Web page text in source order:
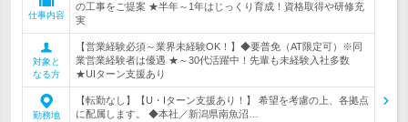
仕事内容
の工事をご提案 ★半年～1年はじっくり育成！資格取得や研修充
実
対象と
なる方
【営業経験必須～業界未経験OK！】◆要普免（AT限定可）※同
業営業経験者は優遇 ★～30代活躍中！先輩も未経験入社多数
★UIターン支援あり
勤務地
【転勤なし】【U・Iターン支援あり！】 希望を考慮の上、各拠点
に配属します。 ◆本社／新潟県南魚沼…